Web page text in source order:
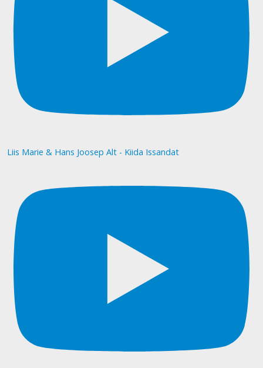
Liis Marie & Hans Joosep Alt - Kiida Issandat